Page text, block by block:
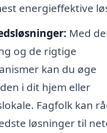
energieffektive
Med
og de rigtige
kan du øge
i dit hjem eller
Fagfolk kan
løsninger til